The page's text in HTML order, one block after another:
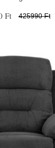
Ft 425990 Ft